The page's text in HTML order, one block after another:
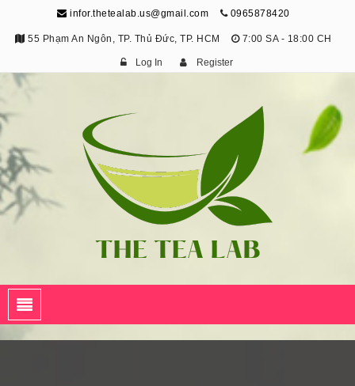
infor.thetealab.us@gmail.com 0965878420
55 Phạm An Ngôn, TP. Thủ Đức, TP. HCM 7:00 SA - 18:00 CH
Log In Register